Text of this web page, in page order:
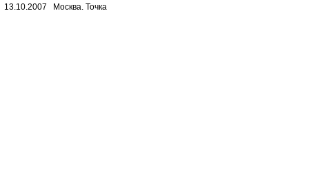
13.10.2007 Москва. Точка